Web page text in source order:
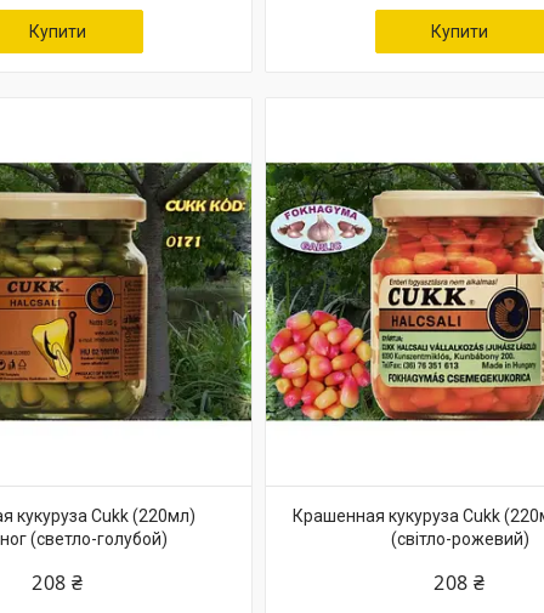
Купити Купити
кукуруза Cukk (220мл)
(светло-голубой)
208 ₴
Крашенная кукуруза Cukk
(світло-рожевий)
208 ₴